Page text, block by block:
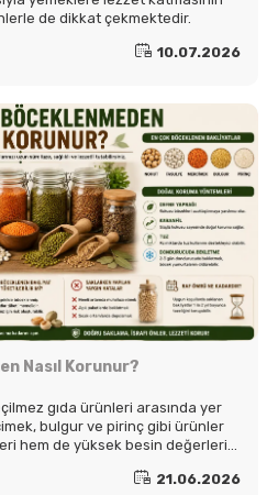
de dikkat çekmektedir.
10.07.2026
Nasıl Korunur?
gıda ürünleri arasında yer
bulgur ve pirinç gibi ürünler
hem de yüksek besin değerleri
21.06.2026